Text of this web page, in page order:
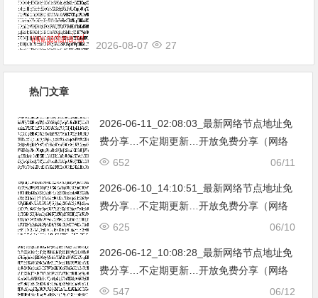
2026-08-07 27
热门文章
2026-06-11_02:08:03_最新网络节点地址免
费分享…不定期更新…开放免费分享（网络
免费节点香港|日本|韩国|新加坡|台湾|马来西
06/11
652
2026-06-10_14:10:51_最新网络节点地址免
费分享…不定期更新…开放免费分享（网络
免费节点香港|日本|韩国|新加坡|台湾|马来西
06/10
625
2026-06-12_10:08:28_最新网络节点地址免
费分享…不定期更新…开放免费分享（网络
免费节点香港|日本|韩国|新加坡|台湾|马来西
06/12
547